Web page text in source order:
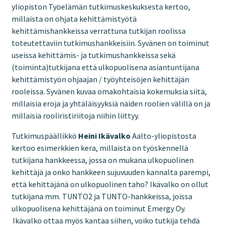
yliopiston Työelämän tutkimuskeskuksesta kertoo,
millaista on ohjata kehittämistyötä
kehittämishankkeissa verrattuna tutkijan roolissa
toteutettaviin tutkimushankkeisiin. Syvänen on toiminut
useissa kehittämis- ja tutkimushankkeissa sekä
(toiminta)tutkijana että ulkopuolisena asiantuntijana
kehittämistyön ohjaajan / työyhteisöjen kehittäjän
rooleissa. Syvänen kuvaa omakohtaisia kokemuksia siitä,
millaisia eroja ja yhtäläisyyksiä näiden roolien välillä on ja
millaisia rooliristiriitoja niihin liittyy.
Tutkimuspäällikkö Heini Ikävalko Aalto-yliopistosta
kertoo esimerkkien kera, millaista on työskennellä
tutkijana hankkeessa, jossa on mukana ulkopuolinen
kehittäjä ja onko hankkeen sujuvuuden kannalta parempi,
että kehittäjänä on ulkopuolinen taho? Ikävalko on ollut
tutkijana mm. TUNTO2 ja TUNTO-hankkeissa, joissa
ulkopuolisena kehittäjänä on toiminut Emergy Oy.
Ikävalko ottaa myös kantaa siihen, voiko tutkija tehdä